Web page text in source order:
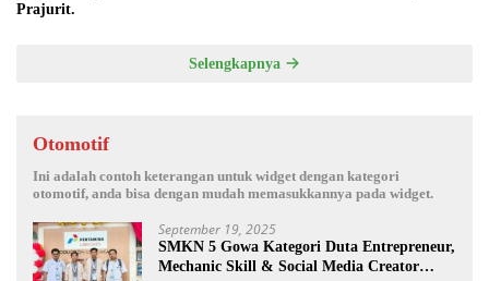
Prajurit.
Selengkapnya
Otomotif
Ini adalah contoh keterangan untuk widget dengan kategori
otomotif, anda bisa dengan mudah memasukkannya pada widget.
September 19, 2025
SMKN 5 Gowa Kategori Duta Entrepreneur,
Mechanic Skill & Social Media Creator